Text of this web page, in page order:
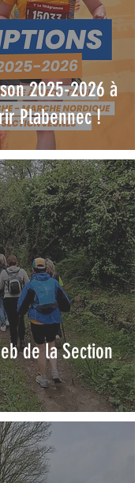
2025-2026 à
Plabennec !
de la Section